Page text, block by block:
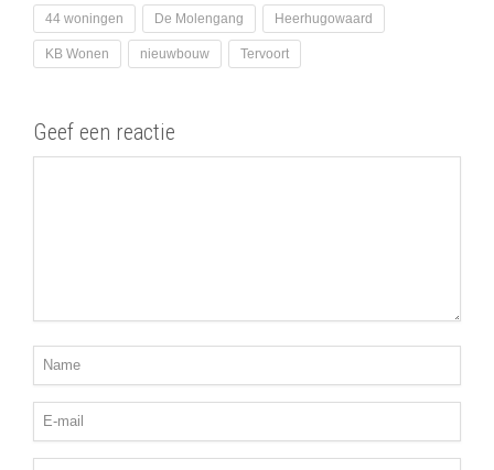
44 woningen De Molengang Heerhugowaard
KB Wonen nieuwbouw Tervoort
Geef een reactie